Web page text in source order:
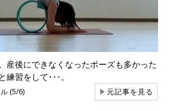
産後にできなくなったポーズも多かった
習をして･･･。
(5/6) ▶元記事を見る